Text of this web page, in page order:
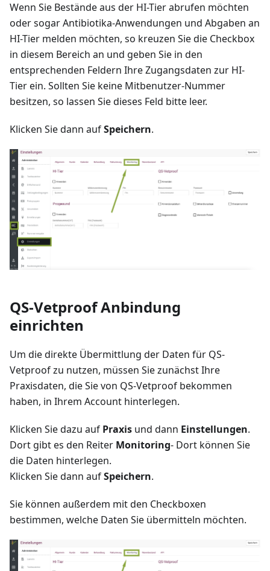
Wenn Sie Bestände aus der HI-Tier abrufen möchten
oder sogar Antibiotika-Anwendungen und Abgaben an
HI-Tier melden möchten, so kreuzen Sie die Checkbox
in diesem Bereich an und geben Sie in den
entsprechenden Feldern Ihre Zugangsdaten zur HI-
Tier ein. Sollten Sie keine Mitbenutzer-Nummer
besitzen, so lassen Sie dieses Feld bitte leer.
Klicken Sie dann aufSpeichern.
QS-Vetproof Anbindung
einrichten
Um die direkte Übermittlung der Daten für QS-
Vetproof zu nutzen, müssen Sie zunächst Ihre
Praxisdaten, die Sie von QS-Vetproof bekommen
haben, in Ihrem Account hinterlegen.
Klicken Sie dazu auf Praxis und dann Einstellungen.
Dort gibt es den Reiter Monitoring- Dort können Sie
die Daten hinterlegen.
Klicken Sie dann aufSpeichern.
Sie können außerdem mit den Checkboxen
bestimmen, welche Daten Sie übermitteln möchten.